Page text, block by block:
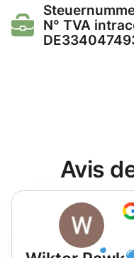
N° TVA
Avis